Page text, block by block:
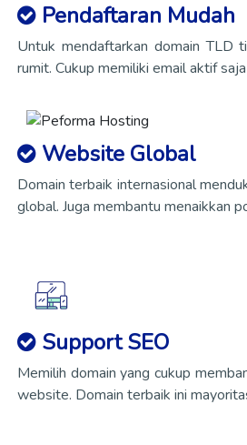
Pendaftaran Mudah
Untuk mendaftarkan domain TLD
rumit. Cukup memiliki email aktif
Website Global
Domain terbaik internasional
global. Juga membantu menaikkan
Support SEO
Memilih domain yang cukup
website. Domain terbaik ini